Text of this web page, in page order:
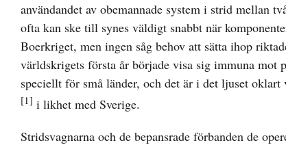
användandet av obemannade system i strid mellan
ofta kan ske till synes väldigt snabbt när
Boerkriget, men ingen såg behov att sätta ihop
världskrigets första år började visa sig immuna mot
speciellt för små länder, och det är i det ljuset
[1] i likhet med Sverige.
Stridsvagnarna och de bepansrade förbanden de